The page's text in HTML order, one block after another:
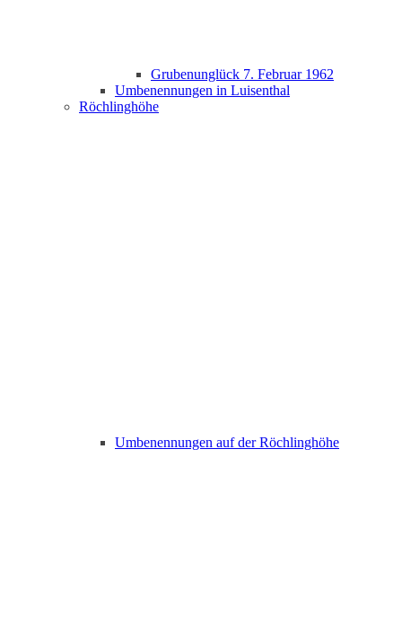
Grubenunglück 7. Februar 1962
Umbenennungen in Luisenthal
Röchlinghöhe
Umbenennungen auf der Röchlinghöhe